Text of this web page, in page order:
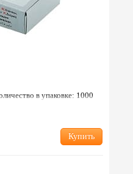
в упаковке: 1000
Купить